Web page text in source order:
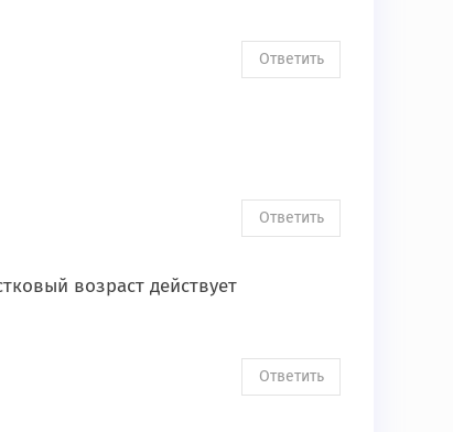
Ответить
возраст действует
Ответить
Ответить